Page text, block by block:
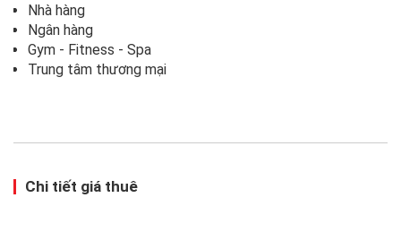
Nhà hàng
Ngân hàng
Gym - Fitness - Spa
Trung tâm thương mại
Chi tiết giá thuê